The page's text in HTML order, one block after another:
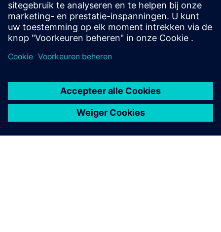
voor ondernemingen?
kunstmatige intelligentie van
agenten?
Waarom is bestuur belangrijk
in AI-materiaal?